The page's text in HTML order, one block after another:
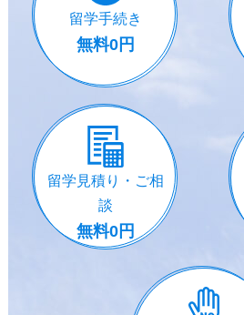
留学手続き
無料0円
留学見積り・ご相
談
無料0円